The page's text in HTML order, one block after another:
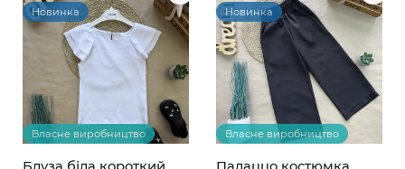
Новинка
Власне виробництво
Новинка
Власне виробництво